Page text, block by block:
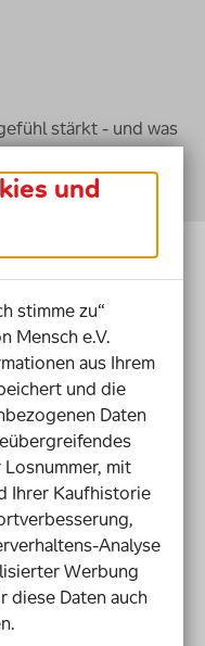
stärkt - und was
Die zentralen
Mensch der
Befragungs-
mit
beider
des
Zusammenhalt im
miteinander
Brüche und
und
stimme zu“
Mensch e.V.
aus Ihrem
und die
Daten
mit
Ihrer Kaufhistorie
Analyse
Werbung
diese Daten auch